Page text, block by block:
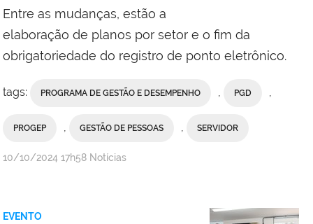
Entre as mudanças, estão a
elaboração de planos por setor e o fim da
obrigatoriedade do registro de ponto eletrônico.
tags: PROGRAMA DE GESTÃO E DESEMPENHO , PGD ,
PROGEP , GESTÃO DE PESSOAS , SERVIDOR
por
publicado
10/10/2024 17h58 Notícias
EVENTO